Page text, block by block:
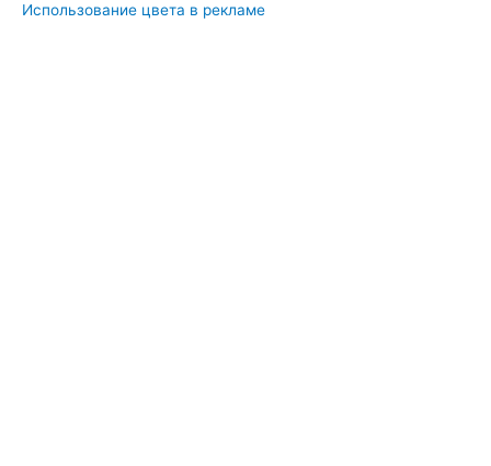
Использование цвета в рекламе